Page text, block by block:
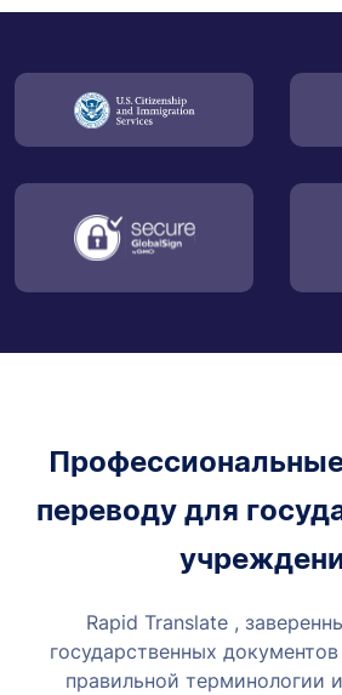
переводу для
Rapid Translate ,
государственных
правильной терминологии